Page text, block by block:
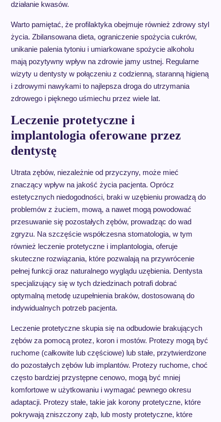
działanie kwasów.
Warto pamiętać, że profilaktyka obejmuje również zdrowy styl
życia. Zbilansowana dieta, ograniczenie spożycia cukrów,
unikanie palenia tytoniu i umiarkowane spożycie alkoholu
mają pozytywny wpływ na zdrowie jamy ustnej. Regularne
wizyty u dentysty w połączeniu z codzienną, staranną higieną
i zdrowymi nawykami to najlepsza droga do utrzymania
zdrowego i pięknego uśmiechu przez wiele lat.
Leczenie protetyczne i
implantologia oferowane przez
dentystę
Utrata zębów, niezależnie od przyczyny, może mieć
znaczący wpływ na jakość życia pacjenta. Oprócz
estetycznych niedogodności, braki w uzębieniu prowadzą do
problemów z żuciem, mową, a nawet mogą powodować
przesuwanie się pozostałych zębów, prowadząc do wad
zgryzu. Na szczęście współczesna stomatologia, w tym
również leczenie protetyczne i implantologia, oferuje
skuteczne rozwiązania, które pozwalają na przywrócenie
pełnej funkcji oraz naturalnego wyglądu uzębienia. Dentysta
specjalizujący się w tych dziedzinach potrafi dobrać
optymalną metodę uzupełnienia braków, dostosowaną do
indywidualnych potrzeb pacjenta.
Leczenie protetyczne skupia się na odbudowie brakujących
zębów za pomocą protez, koron i mostów. Protezy mogą być
ruchome (całkowite lub częściowe) lub stałe, przytwierdzone
do pozostałych zębów lub implantów. Protezy ruchome, choć
często bardziej przystępne cenowo, mogą być mniej
komfortowe w użytkowaniu i wymagać pewnego okresu
adaptacji. Protezy stałe, takie jak korony protetyczne, które
pokrywają zniszczony ząb, lub mosty protetyczne, które